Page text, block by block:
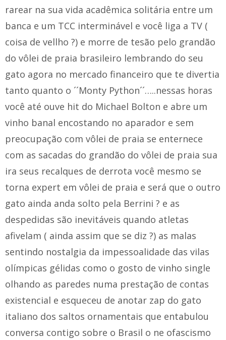
rarear na sua vida acadêmica solitária entre um
banca e um TCC interminável e você liga a TV (
coisa de vellho ?) e morre de tesão pelo grandão
do vôlei de praia brasileiro lembrando do seu
gato agora no mercado financeiro que te divertia
tanto quanto o ´´Monty Python´´…..nessas horas
você até ouve hit do Michael Bolton e abre um
vinho banal encostando no aparador e sem
preocupação com vôlei de praia se enternece
com as sacadas do grandão do vôlei de praia sua
ira seus recalques de derrota você mesmo se
torna expert em vôlei de praia e será que o outro
gato ainda anda solto pela Berrini ? e as
despedidas são inevitáveis quando atletas
afivelam ( ainda assim que se diz ?) as malas
sentindo nostalgia da impessoalidade das vilas
olímpicas gélidas como o gosto de vinho single
olhando as paredes numa prestação de contas
existencial e esqueceu de anotar zap do gato
italiano dos saltos ornamentais que entabulou
conversa contigo sobre o Brasil o ne ofascismo